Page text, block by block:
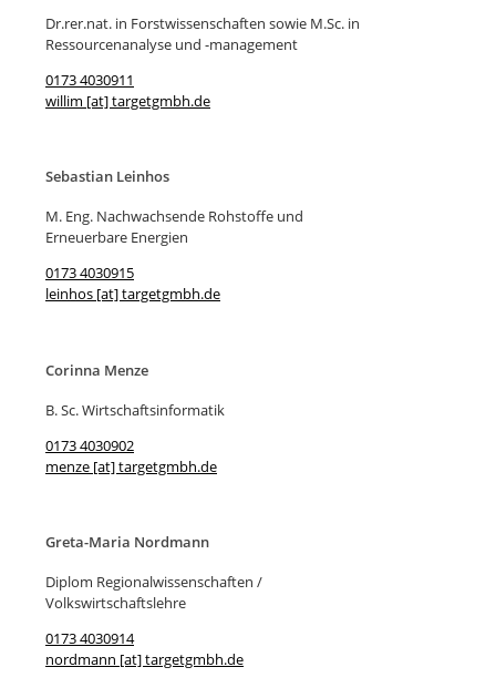
Dr.rer.nat. in Forstwissenschaften sowie M.Sc. in
Ressourcenanalyse und -management
0173 4030911
willim [at] targetgmbh.de
Sebastian Leinhos
M. Eng. Nachwachsende Rohstoffe und
Erneuerbare Energien
0173 4030915
leinhos [at] targetgmbh.de
Corinna Menze
B. Sc. Wirtschaftsinformatik
0173 4030902
menze [at] targetgmbh.de
Greta-Maria Nordmann
Diplom Regionalwissenschaften /
Volkswirtschaftslehre
0173 4030914
nordmann [at] targetgmbh.de